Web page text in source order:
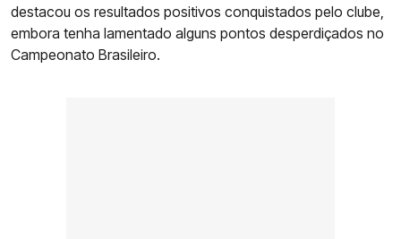
destacou os resultados positivos conquistados pelo clube,
embora tenha lamentado alguns pontos desperdiçados no
Campeonato Brasileiro.